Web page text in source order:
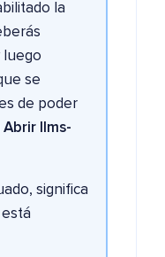
la
luego
se
de poder
Abrir llms-
significa